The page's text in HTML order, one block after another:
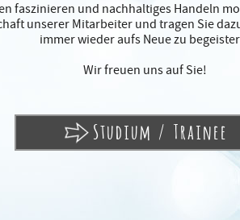
faszinieren und nachhaltiges Handeln
unserer Mitarbeiter und tragen Sie
immer wieder aufs Neue zu
Wir freuen uns auf Sie!
Studium / Trainee